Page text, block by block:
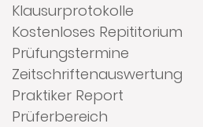
Klausurprotokolle
Kostenloses Repititorium
Prüfungstermine
Zeitschriftenauswertung
Praktiker Report
Prüferbereich